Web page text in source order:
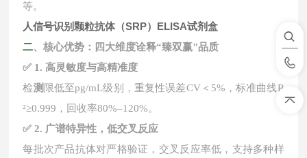
等。
人信号识别颗粒抗体（SRP）ELISA试剂盒
二、核心优势：四大维度诠释“臻双赢"品质
✅ 1. 高灵敏度与高精准度
检测 限低至pg/mL级别，重复性误差CV＜5%，标准曲线R
²≥0.999，回收率80%–120%。
✅ 2. 广谱特异性，低交叉反应
每批次产品抗体对严格验证，交叉反应率低，支持多种样